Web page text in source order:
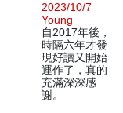
2023/10/7
Young
自2017年後，
時隔六年才發
現好讀又開始
運作了，真的
充滿深深感
謝。